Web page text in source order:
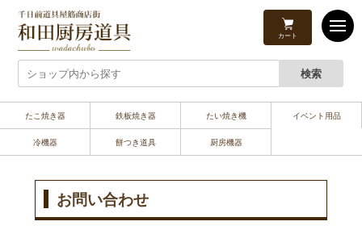
カート
たこ焼き器 鉄板焼き器 たい焼き機 イベント用品
冷機器 餅つき道具 厨房機器
お問い合わせ